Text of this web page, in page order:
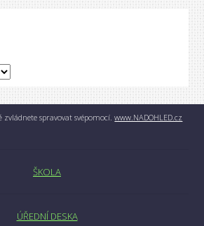
zvládnete spravovat svépomocí.www.NADOHLED.cz
ŠKOLA
ÚŘEDNÍ DESKA